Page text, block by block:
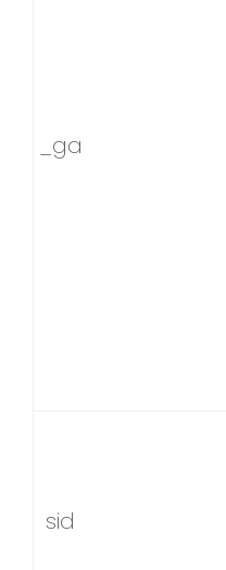
_ga
sid